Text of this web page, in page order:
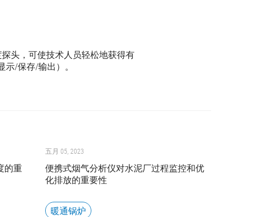
头，可使技术人员轻松地获得有
/保存/输出）。
的重
五月 05, 2023
便携式烟气分析仪对水泥厂过程监控和优
化排放的重要性
暖通锅炉